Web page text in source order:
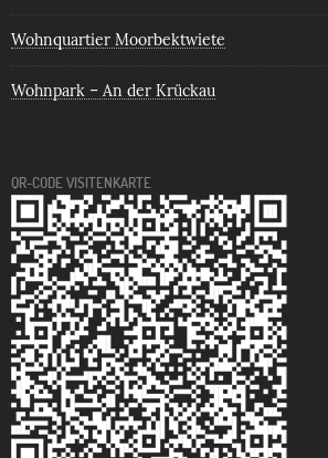
Wohnquartier Moorbektwiete
Wohnpark – An der Krückau
QR-CODE VISITENKARTE